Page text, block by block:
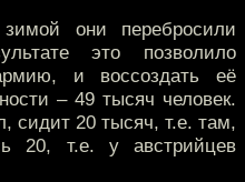
они перебросили
это позволило
и воссоздать её
– 49 тысяч человек.
сидит 20 тысяч, т.е. там,
20, т.е. у австрийцев